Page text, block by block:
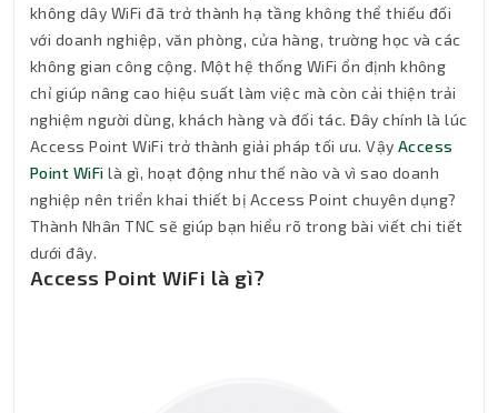
không dây WiFi đã trở thành hạ tầng không thể thiếu đối
với doanh nghiệp, văn phòng, cửa hàng, trường học và các
không gian công cộng. Một hệ thống WiFi ổn định không
chỉ giúp nâng cao hiệu suất làm việc mà còn cải thiện trải
nghiệm người dùng, khách hàng và đối tác. Đây chính là lúc
Access Point WiFi trở thành giải pháp tối ưu. VậyAccess
Point WiFi là gì, hoạt động như thế nào và vì sao doanh
nghiệp nên triển khai thiết bị Access Point chuyên dụng?
Thành Nhân TNC sẽ giúp bạn hiểu rõ trong bài viết chi tiết
dưới đây.
Access Point WiFi là gì?